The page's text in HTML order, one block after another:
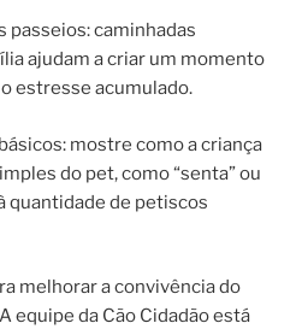
passeios: caminhadas
ajudam a criar um momento
estresse acumulado.
mostre como a criança
do pet, como “senta” ou
quantidade de petiscos
melhorar a convivência do
equipe da Cão Cidadão está